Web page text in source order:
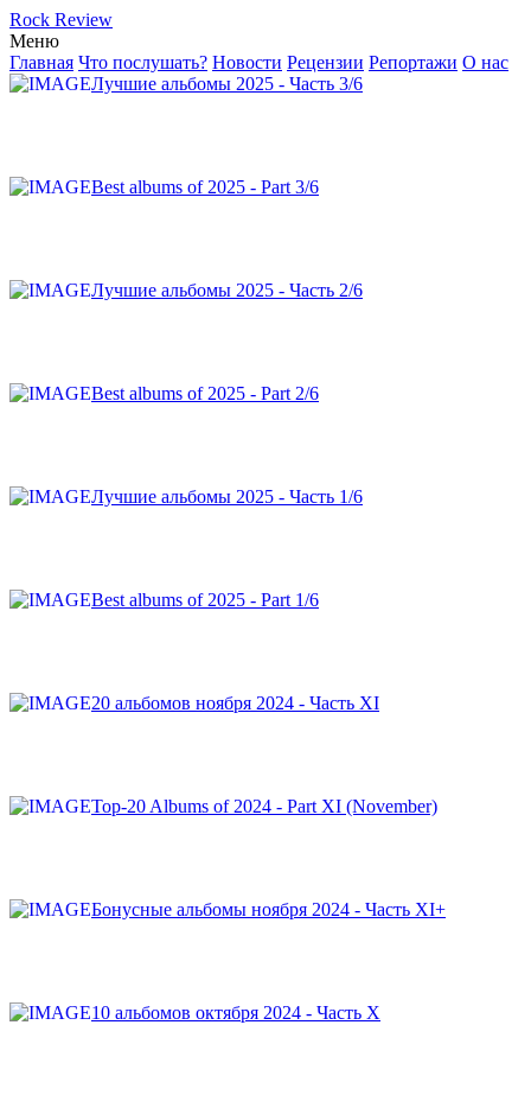
Rock Review
Меню
Главная Что послушать? Новости Рецензии Репортажи О нас
Лучшие альбомы 2025 - Часть 3/6
Best albums of 2025 - Part 3/6
Лучшие альбомы 2025 - Часть 2/6
Best albums of 2025 - Part 2/6
Лучшие альбомы 2025 - Часть 1/6
Best albums of 2025 - Part 1/6
20 альбомов ноября 2024 - Часть XI
Top-20 Albums of 2024 - Part XI (November)
Бонусные альбомы ноября 2024 - Часть XI+
10 альбомов октября 2024 - Часть X